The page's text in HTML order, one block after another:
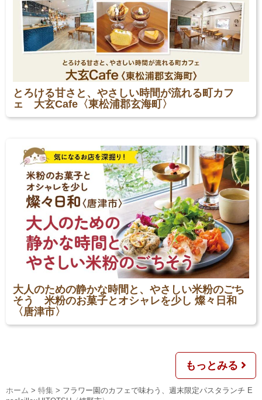
とろける甘さと、やさしい時間が流れる町カフ
ェ 大玄Cafe〈東松浦郡玄海町〉
大人のための静かな時間と、やさしい米粉のごち
そう 米粉のお菓子とオシャレを少し 燦々日和
〈唐津市〉
もっとみる
ホーム > 特集 > フラワー園のカフェで味わう、週末限定パスタランチ E